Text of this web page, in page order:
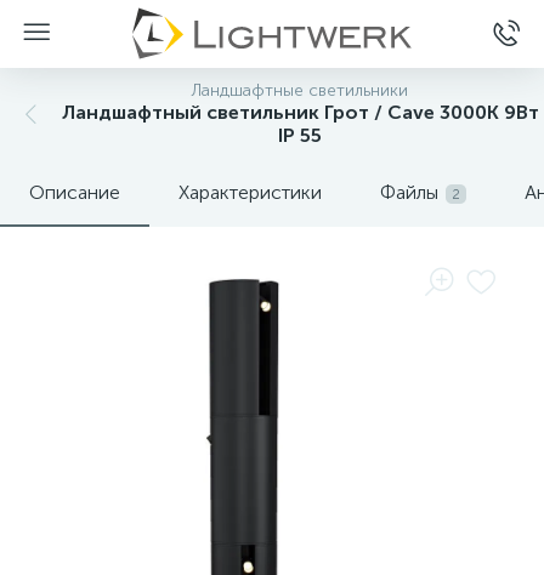
Ландшафтные светильники
Ландшафтный светильник Грот / Cave 3000К 9Вт
IP 55
Описание Характеристики Файлы 2